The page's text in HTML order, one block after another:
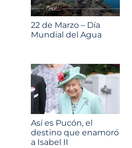
22 de Marzo – Día
Mundial del Agua
Así es Pucón, el
destino que enamoró
a Isabel II